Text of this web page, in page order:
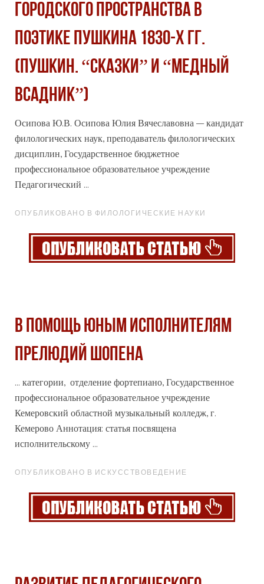
ГОРОДСКОГО ПРОСТРАНСТВА В
ПОЭТИКЕ ПУШКИНА 1830-Х ГГ.
(ПУШКИН. “СКАЗКИ” И “МЕДНЫЙ
ВСАДНИК”)
Осипова Ю.В. Осипова Юлия Вячеславовна – кандидат
филологических наук, преподаватель филологических
дисциплин, Государственное бюджетное
профессиональное образовательное учреждение
Педагогический ...
ОПУБЛИКОВАНО В ФИЛОЛОГИЧЕСКИЕ НАУКИ
В ПОМОЩЬ ЮНЫМ ИСПОЛНИТЕЛЯМ
ПРЕЛЮДИЙ ШОПЕНА
... категории, отделение фортепиано, Государственное
профессиональное образовательное учреждение
Кемеровский областной музыкальный колледж, г.
Кемерово Аннотация: статья посвящена
исполнительскому ...
ОПУБЛИКОВАНО В ИСКУССТВОВЕДЕНИЕ